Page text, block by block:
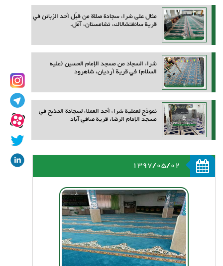
مثال على شراء سجادة صلاة من قِبَل أحد الزبائن في
قرية سانغتشالاك، تشامستان، آمل.
شراء السجاد من مسجد الإمام الحسين (عليه
السلام) في قرية أرديان، شاهرود
نموذج لعملية شراء أحد العملاء لسجادة المذبح في
مسجد الإمام الرضا، قرية صافي آباد
1397/05/02